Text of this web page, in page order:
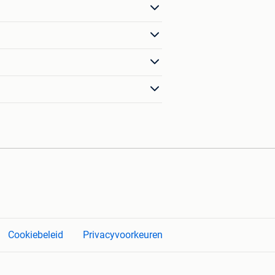
Cookiebeleid Privacyvoorkeuren